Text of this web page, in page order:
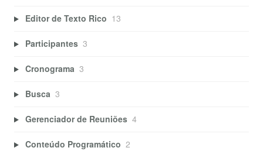
Editor de Texto Rico 13
Participantes 3
Cronograma 3
Busca 3
Gerenciador de Reuniões 4
Conteúdo Programático 2